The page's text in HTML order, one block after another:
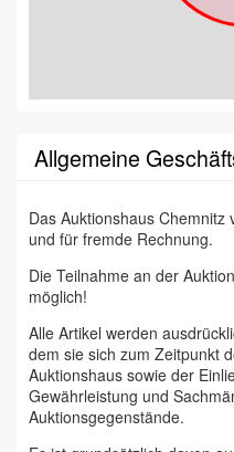
Allgemeine
Das Auktionshaus
und für fremde Rechnung.
Die Teilnahme an der
möglich!
Alle Artikel werden
dem sie sich zum Zeitpunkt
Auktionshaus sowie der
Gewährleistung und
Auktionsgegenstände.